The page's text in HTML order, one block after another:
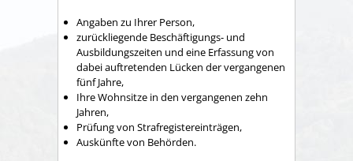
Angaben zu Ihrer Person,
zurückliegende Beschäftigungs- und
Ausbildungszeiten und eine Erfassung von
dabei auftretenden Lücken der vergangenen
fünf Jahre,
Ihre Wohnsitze in den vergangenen zehn
Jahren,
Prüfung von Strafregistereinträgen,
Auskünfte von Behörden.